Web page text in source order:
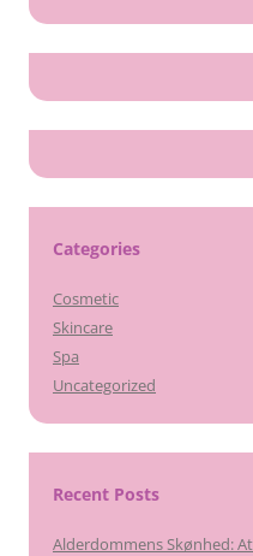
Categories
Cosmetic
Skincare
Spa
Uncategorized
Recent Posts
Alderdommens Skønhed: